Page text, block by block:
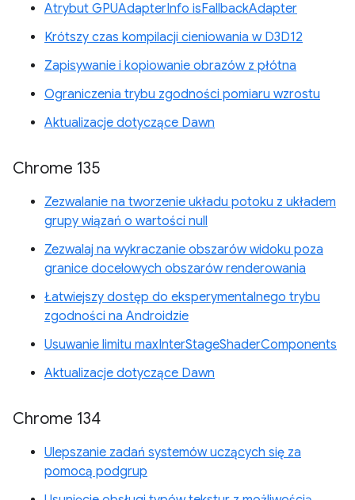
Atrybut GPUAdapterInfo isFallbackAdapter
Krótszy czas kompilacji cieniowania w D3D12
Zapisywanie i kopiowanie obrazów z płótna
Ograniczenia trybu zgodności pomiaru wzrostu
Aktualizacje dotyczące Dawn
Chrome 135
Zezwalanie na tworzenie układu potoku z układem
grupy wiązań o wartości null
Zezwalaj na wykraczanie obszarów widoku poza
granice docelowych obszarów renderowania
Łatwiejszy dostęp do eksperymentalnego trybu
zgodności na Androidzie
Usuwanie limitu maxInterStageShaderComponents
Aktualizacje dotyczące Dawn
Chrome 134
Ulepszanie zadań systemów uczących się za
pomocą podgrup